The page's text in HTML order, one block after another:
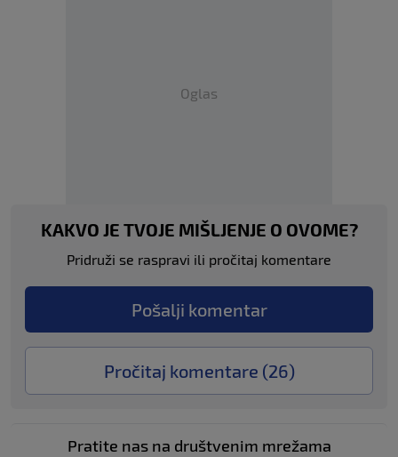
Oglas
KAKVO JE TVOJE MIŠLJENJE O OVOME?
Pridruži se raspravi ili pročitaj komentare
Pošalji komentar
Pročitaj komentare (26)
Pratite nas na društvenim mrežama